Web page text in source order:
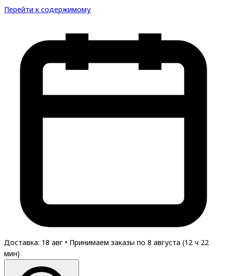
Перейти к содержимому
Доставка: 18 авг • Принимаем заказы по 8 августа (12 ч 22
мин)